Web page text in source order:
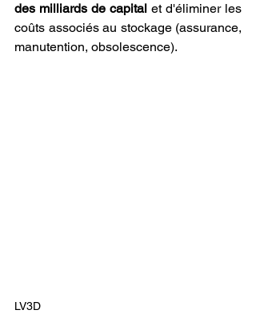
des milliards de capital et d'éliminer les
coûts associés au stockage (assurance,
manutention, obsolescence).
LV3D